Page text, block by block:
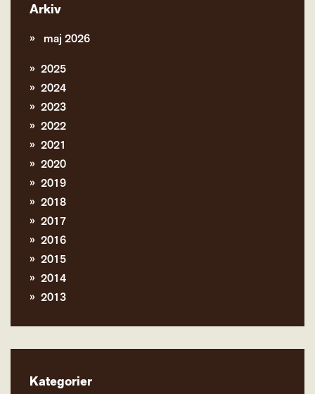
Arkiv
maj 2026
2025
2024
2023
2022
2021
2020
2019
2018
2017
2016
2015
2014
2013
Kategorier